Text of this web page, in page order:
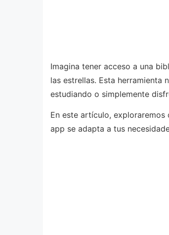
Imagina tener acceso a una
las estrellas. Esta
estudiando o simplemente
En este artículo,
app se adapta a tus